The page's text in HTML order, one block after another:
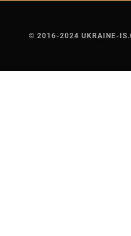
© 2016-2024 UKRAINE-